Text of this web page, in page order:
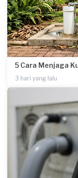
5 Cara Menjaga
3 hari yang lalu